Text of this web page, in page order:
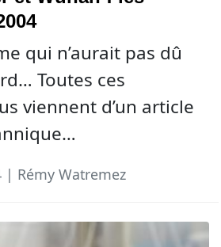
qui n’aurait pas dû
Toutes ces
viennent d’un article
| Rémy Watremez